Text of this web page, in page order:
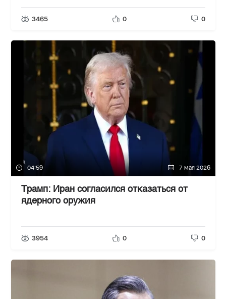
3465 0 0
04:59 7 мая 2026
Трамп: Иран согласился отказаться от
ядерного оружия
3954 0 0